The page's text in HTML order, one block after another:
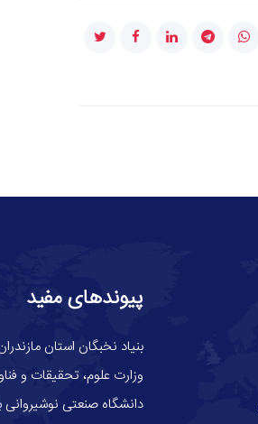
پیوندهای مفید
بنیاد نخبگان استان
وزارت علوم، تحقيقات و
دانشگاه صنعتی نوشیروانی